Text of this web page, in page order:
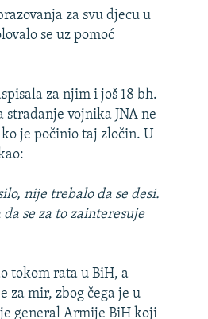
za svu djecu u
se uz pomoć
za njim i još 18 bh.
stradanje vojnika JNA ne
je počinio taj zločin. U
nije trebalo da se desi.
se za to zainteresuje
tokom rata u BiH, a
za mir, zbog čega je u
general Armije BiH koji